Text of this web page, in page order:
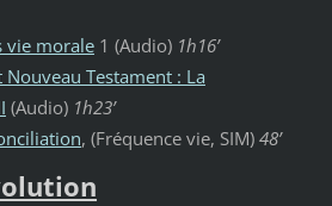
vie morale1 (Audio) 1h16’
Nouveau Testament : La
(Audio) 1h23’
, (Fréquence vie, SIM) 48’